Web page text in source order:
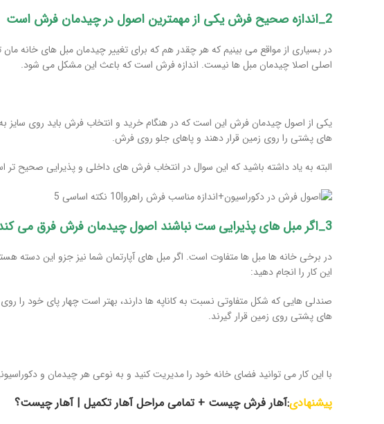
2_اندازه صحیح فرش یکی از مهمترین اصول در چیدمان فرش است
در بسیاری از مواقع می بینیم که هر چقدر هم که برای تغییر چیدمان مبل های خانه
اصلی اصلا چیدمان مبل ها نیست. اندازه فرش است که باعث این مشکل می شود.
یکی از اصول چیدمان فرش این است که در هنگام خرید و انتخاب فرش باید روی سایز
های پشتی را روی زمین قرار دهند و پاهای جلو روی فرش.
البته به یاد داشته باشید که این سوال در انتخاب فرش های داخلی و پذیرایی صحیح تر
3_اگر مبل های پذیرایی ست نباشند اصول چیدمان فرش فرق می کند!
در برخی خانه ها مبل ها متفاوت است. اگر مبل های آپارتمان شما نیز جزو این دسته
این کار را انجام دهید:
صندلی هایی که شکل متفاوتی نسبت به کاناپه ها دارند، بهتر است چهار پای خود را
های پشتی روی زمین قرار گیرند.
با این کار می توانید فضای خانه خود را مدیریت کنید و به نوعی هر چیدمان و
پیشنهادی:آهار فرش چیست + تمامی مراحل آهار تکمیل | آهار چیست؟